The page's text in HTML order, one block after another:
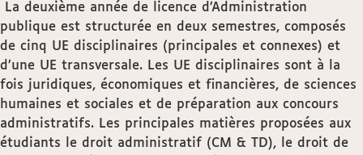
La deuxième année de licence d’Administration
publique est structurée en deux semestres, composés
de cinq UE disciplinaires (principales et connexes) et
d’une UE transversale. Les UE disciplinaires sont à la
fois juridiques, économiques et financières, de sciences
humaines et sociales et de préparation aux concours
administratifs. Les principales matières proposées aux
étudiants le droit administratif (CM & TD), le droit de